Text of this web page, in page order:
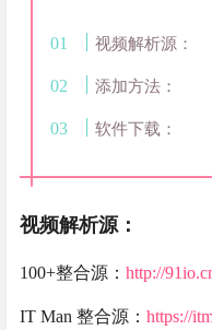
视频解析源：
添加方法：
软件下载：
视频解析源：
100+整合源： http://
IT Man 整合源： https://